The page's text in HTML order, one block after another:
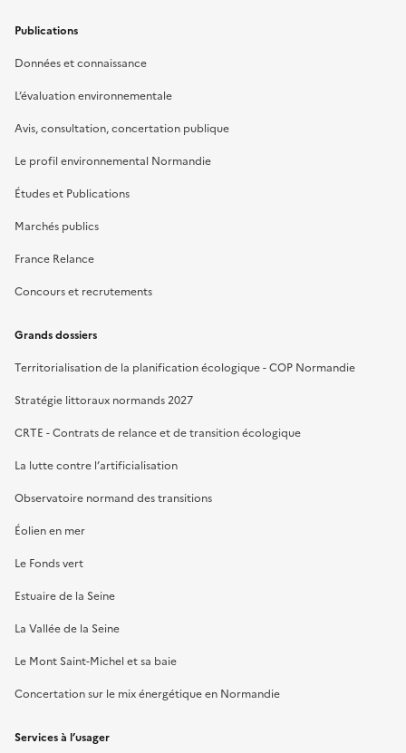
Publications
Données et connaissance
L’évaluation environnementale
Avis, consultation, concertation publique
Le profil environnemental Normandie
Études et Publications
Marchés publics
France Relance
Concours et recrutements
Grands dossiers
Territorialisation de la planification écologique - COP Normandie
Stratégie littoraux normands 2027
CRTE - Contrats de relance et de transition écologique
La lutte contre l’artificialisation
Observatoire normand des transitions
Éolien en mer
Le Fonds vert
Estuaire de la Seine
La Vallée de la Seine
Le Mont Saint-Michel et sa baie
Concertation sur le mix énergétique en Normandie
Services à l’usager